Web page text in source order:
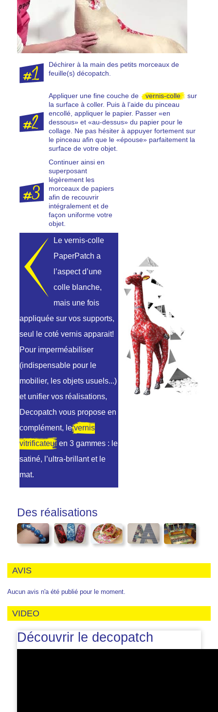
Déchirer à la main des petits morceaux de
feuille(s) décopatch.
Appliquer une fine couche de vernis-colle
sur
la surface à coller. Puis à l’aide du pinceau
encollé, appliquer le papier. Passer «en
dessous» et «au-dessus» du papier pour le
collage. Ne pas hésiter à appuyer fortement sur
le pinceau afin que le «épouse» parfaitement la
surface de votre objet.
Continuer ainsi en
superposant
légèrement les
morceaux de papiers
afin de recouvrir
intégralement et de
façon uniforme votre
objet.
Le vernis-colle
PaperPatch a
l’aspect d’une
colle blanche,
mais une fois
appliquée sur vos supports,
seul le coté vernis apparait!
Pour imperméabiliser
(indispensable pour le
mobilier, les objets usuels...)
et unifier vos réalisations,
Decopatch vous propose en
complément, levernis
vitrificateur en 3 gammes : le
satiné, l’ultra-brillant et le
mat.
Des réalisations
AVIS
Aucun avis n'a été publié pour le moment.
VIDEO
Découvrir le decopatch